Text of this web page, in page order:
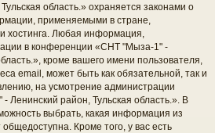
область.» охраняется законами о
применяемыми в стране,
хостинга. Любая информация,
в конференции «СНТ "Мыза-1" -
кроме вашего имени пользователя,
email, может быть как обязательной, так и
на усмотрение администрации
район, Тульская область.». В
выбрать, какая информация из
Кроме того, у вас есть